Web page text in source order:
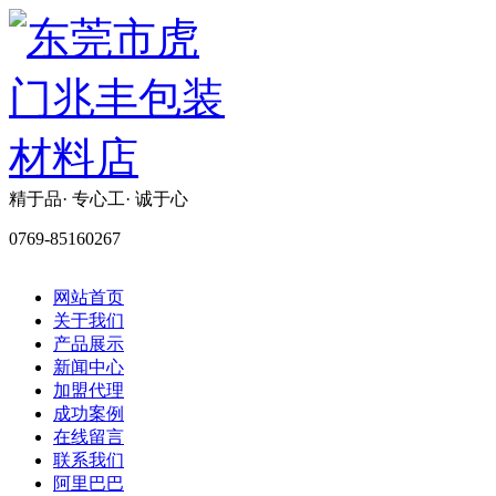
精于品· 专心工· 诚于心
0769-85160267
网站首页
关于我们
产品展示
新闻中心
加盟代理
成功案例
在线留言
联系我们
阿里巴巴